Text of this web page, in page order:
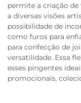
permite a criação
a diversas visões
possibilidade de
como furos para
para confecção de
versatilidade. Essa
esses pingentes
promocionais,